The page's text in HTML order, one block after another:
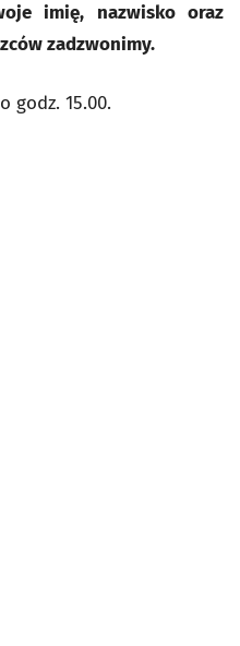
imię, nazwisko oraz
zadzwonimy.
godz. 15.00.